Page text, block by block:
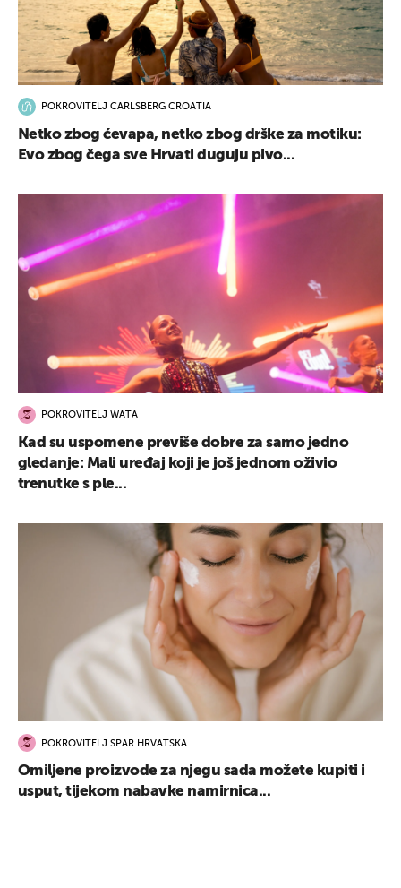
POKROVITELJ CARLSBERG CROATIA
Netko zbog ćevapa, netko zbog drške za motiku:
Evo zbog čega sve Hrvati duguju pivo...
POKROVITELJ WATA
Kad su uspomene previše dobre za samo jedno
gledanje: Mali uređaj koji je još jednom oživio
trenutke s ple...
POKROVITELJ SPAR HRVATSKA
Omiljene proizvode za njegu sada možete kupiti i
usput, tijekom nabavke namirnica...